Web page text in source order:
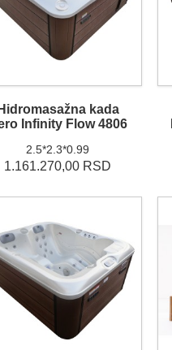
Hidromasažna kada
Infinity Flow 4806
2.5*2.3*0.99
1.161.270,00 RSD